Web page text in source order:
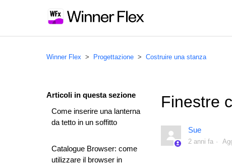
Winner Flex Progettazione Costruire una stanza
Articoli in questa sezione
Come inserire una lanterna
da tetto in un soffitto
Catalogue Browser: come
utilizzare il browser in
Finestre
Sue
2 anni fa